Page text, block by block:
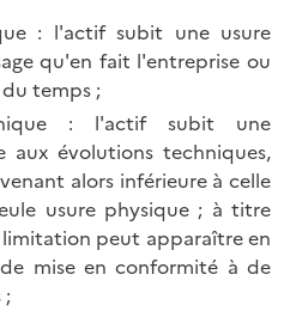
: l'actif subit une usure
qu'en fait l'entreprise ou
temps ;
: l'actif subit une
aux évolutions techniques,
alors inférieure à celle
usure physique ; à titre
peut apparaître en
mise en conformité à de
;